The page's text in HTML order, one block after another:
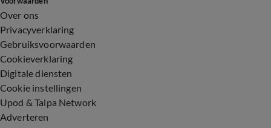
Over ons
Privacyverklaring
Gebruiksvoorwaarden
Cookieverklaring
Digitale diensten
Cookie instellingen
Upod & Talpa Network
Adverteren